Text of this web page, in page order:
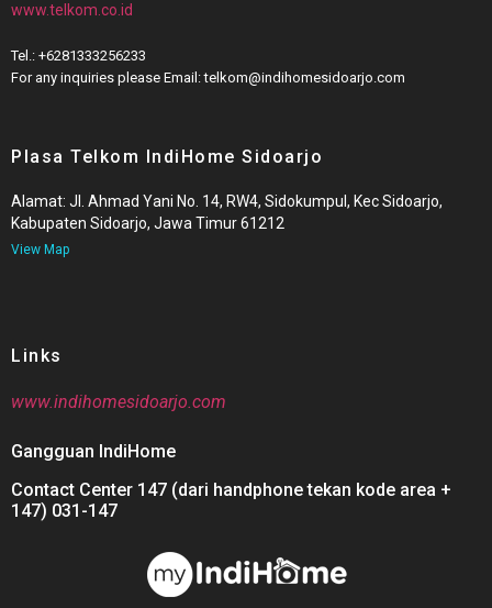
www.telkom.co.id
Tel.: +6281333256233
For any inquiries please Email: telkom@indihomesidoarjo.com
Plasa Telkom IndiHome Sidoarjo
Alamat: Jl. Ahmad Yani No. 14, RW4, Sidokumpul, Kec Sidoarjo,
Kabupaten Sidoarjo, Jawa Timur 61212
View Map
Links
www.indihomesidoarjo.com
Gangguan IndiHome
Contact Center 147 (dari handphone tekan kode area +
147) 031-147